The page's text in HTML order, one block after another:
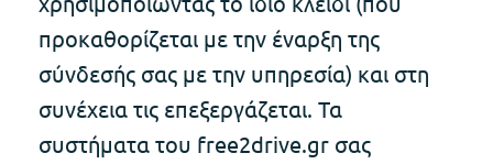
προκαθορίζεται με την έναρξη της
σύνδεσής σας με την υπηρεσία) και στη
συνέχεια τις επεξεργάζεται. Τα
συστήματα του free2drive.gr σας